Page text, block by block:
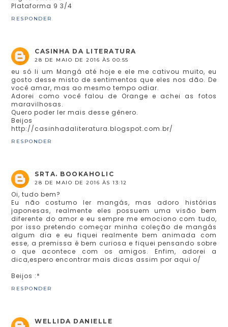
Plataforma 9 3/4
RESPONDER
CASINHA DA LITERATURA
28 DE MAIO DE 2016 ÀS 00:55
eu só li um Mangá até hoje e ele me cativou muito, eu
gosto desse misto de sentimentos que eles nos dão. De
você amar, mas ao mesmo tempo odiar.
Adorei como você falou de Orange e achei as fotos
maravilhosas.
Quero poder ler mais desse gênero.
Beijos
http://casinhadaliteratura.blogspot.com.br/
RESPONDER
SRTA. BOOKAHOLIC
28 DE MAIO DE 2016 ÀS 13:12
Oi, tudo bem?
Eu não costumo ler mangás, mas adoro histórias
japonesas, realmente eles possuem uma visão bem
diferente do amor e eu sempre me emociono com tudo,
por isso pretendo começar minha coleção de mangás
algum dia e eu fiquei realmente bem animada com
esse, a premissa é bem curiosa e fiquei pensando sobre
o que acontece com os amigos. Enfim, adorei a
dica,espero encontrar mais dicas assim por aqui o/
Beijos :*
RESPONDER
WELLIDA DANIELLE